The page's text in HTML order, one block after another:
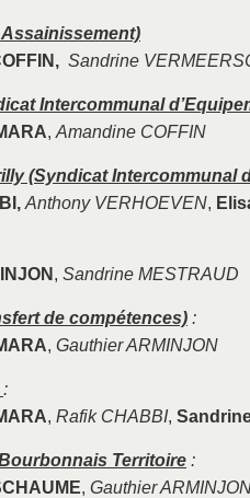
Assainissement)
Sandrine
Intercommunal
, Amandine COFFIN
(Syndicat Intercommunal
Anthony VERHOEVEN,
, Sandrine MESTRAUD
de compétences) :
, Gauthier ARMINJON
:
, Rafik CHABBI,
Territoire :
, Gauthier